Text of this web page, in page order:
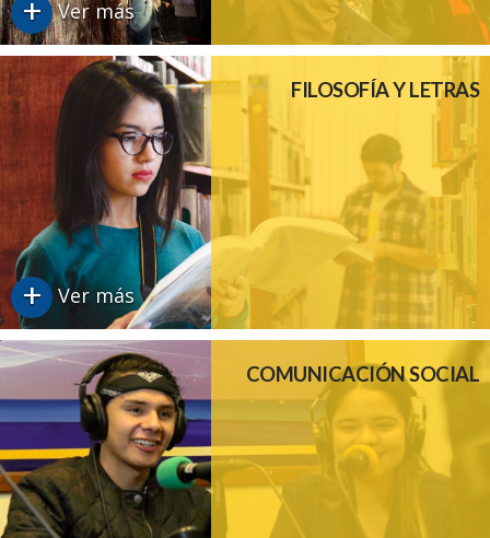
+ Ver más
FILOSOFÍA Y LETRAS
+ Ver más
COMUNICACIÓN SOCIAL